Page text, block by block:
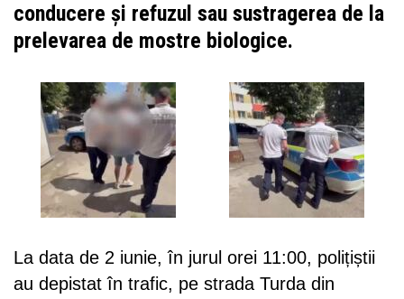
conducere și refuzul sau sustragerea de la
prelevarea de mostre biologice.
La data de 2 iunie, în jurul orei 11:00, polițiștii
au depistat în trafic, pe strada Turda din